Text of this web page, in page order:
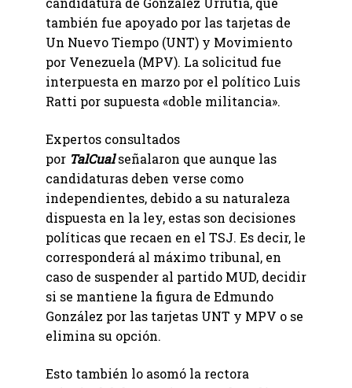
también fue apoyado por las tarjetas de
Un Nuevo Tiempo (UNT) y Movimiento
por Venezuela (MPV). La solicitud fue
interpuesta en marzo por el político Luis
Ratti por supuesta «doble militancia».
Expertos consultados
por TalCualseñalaron que aunque las
candidaturas deben verse como
independientes, debido a su naturaleza
dispuesta en la ley, estas son decisiones
políticas que recaen en el TSJ. Es decir, le
corresponderá al máximo tribunal, en
caso de suspender al partido MUD, decidir
si se mantiene la figura de Edmundo
González por las tarjetas UNT y MPV o se
elimina su opción.
Esto también lo asomó la rectora